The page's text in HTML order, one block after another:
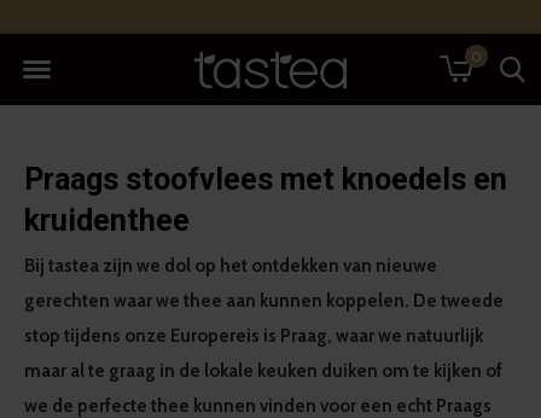
0
Praags stoofvlees met knoedels en
kruidenthee
Bij tastea zijn we dol op het ontdekken van nieuwe
gerechten waar we thee aan kunnen koppelen. De tweede
stop tijdens onze Europereis is Praag, waar we natuurlijk
maar al te graag in de lokale keuken duiken om te kijken of
we de perfecte thee kunnen vinden voor een echt Praags